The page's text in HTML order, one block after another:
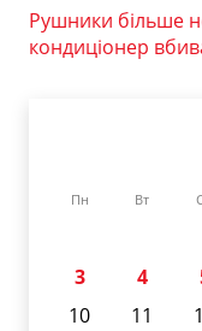
Рушники більше
кондиціонер
Пн Вт
3
4
10
11